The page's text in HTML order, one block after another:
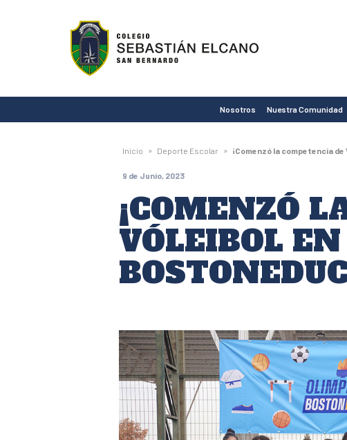
Colegio
Sebastián
Elcano
de
San
Bernardo
Nosotros Nuestra Comunidad
Inicio » Deporte Escolar » ¡Comenzó la competencia
9 de Junio, 2023
¡COMENZÓ
VÓLEIBOL